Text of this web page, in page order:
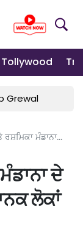
Tollywood
Grewal
ਮੰਡਾਨਾ...
ਦੇ
ਲੋਕਾਂ